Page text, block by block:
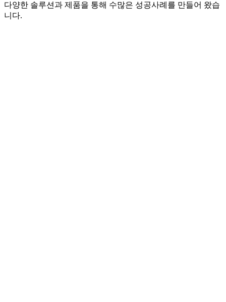
다양한 솔루션과 제품을 통해 수많은 성공사례를 만들어 왔습
니다.